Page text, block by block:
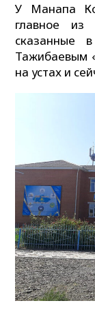
У Манапа
главное
сказанные
Тажибаевым
на устах и